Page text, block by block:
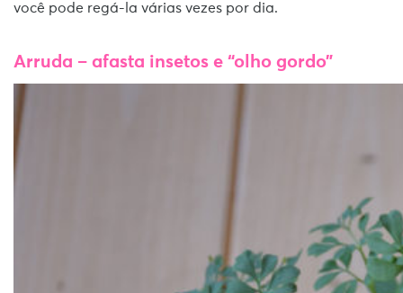
você pode regá-la várias vezes por dia.
Arruda – afasta insetos e “olho gordo”